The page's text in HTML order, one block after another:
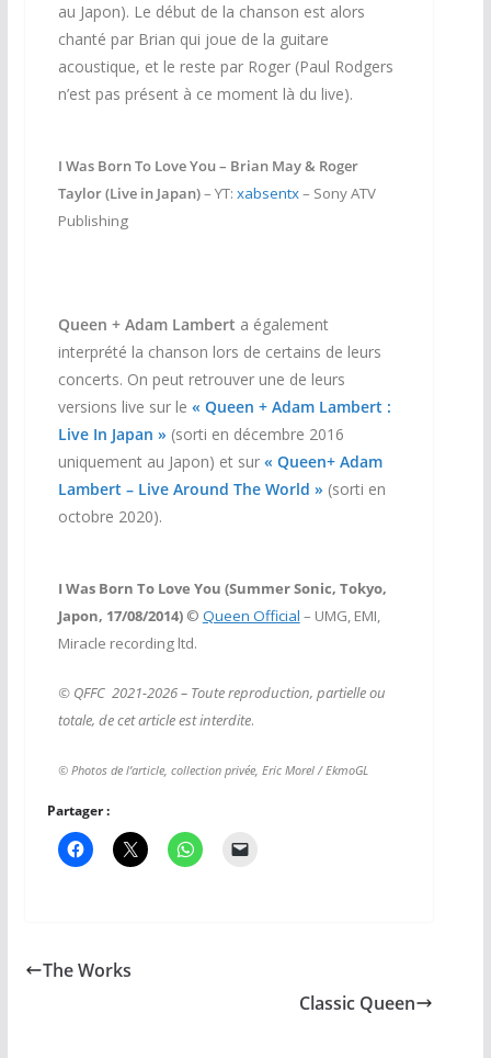
au Japon). Le début de la chanson est alors
chanté par Brian qui joue de la guitare
acoustique, et le reste par Roger (Paul Rodgers
n’est pas présent à ce moment là du live).
I Was Born To Love You – Brian May & Roger
Taylor (Live in Japan)– YT: xabsentx– Sony ATV
Publishing
Queen + Adam Lambert a également
interprété la chanson lors de certains de leurs
concerts. On peut retrouver une de leurs
versions live sur le « Queen + Adam Lambert :
Live In Japan » (sorti en décembre 2016
uniquement au Japon) et sur « Queen+ Adam
Lambert – Live Around The World » (sorti en
octobre 2020).
I Was Born To Love You (Summer Sonic, Tokyo,
Japon, 17/08/2014)© Queen Official – UMG, EMI,
Miracle recording ltd.
© QFFC 2021-2026 – Toute reproduction, partielle ou
totale, de cet article est interdite.
© Photos de l’article, collection privée, Eric Morel / EkmoGL
Partager :
The Works
Classic Queen